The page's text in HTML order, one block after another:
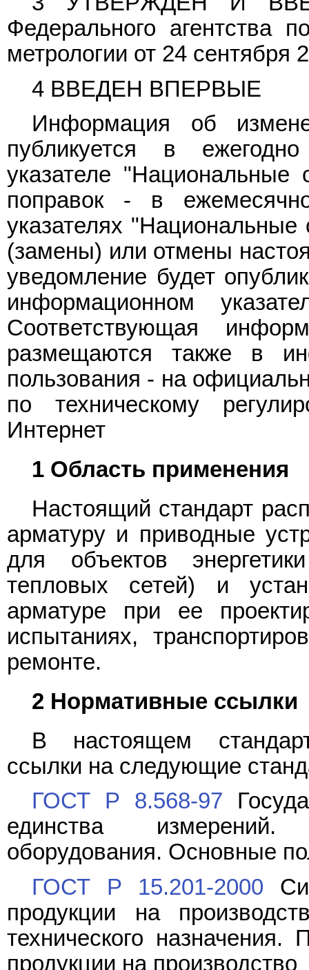
Федерального агентства
метрологии от 24 сентября
4 ВВЕДЕН ВПЕРВЫЕ
Информация об
публикуется в
указателе "Национальные
поправок - в
указателях
(замены) или отмены
уведомление будет
информационном
Соответствующая
размещаются также в
пользования - на
по техническому
Интернет
1 Область применения
Настоящий стандарт
арматуру и приводные
для объектов
тепловых сетей) и
арматуре при ее
испытаниях,
ремонте.
2 Нормативные ссылки
В настоящем
ссылки на следующие
ГОСТ Р 8.568-97
единства измерений.
оборудования. Основные
ГОСТ Р 15.201-2000
продукции на
технического назначения.
продукции на производство